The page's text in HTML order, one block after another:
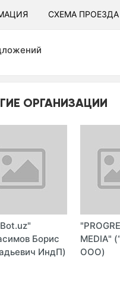
СХЕМА ПРОЕЗДА
ОРГАНИЗАЦИИ
Борис
ИндП)
MEDIA"
ООО)